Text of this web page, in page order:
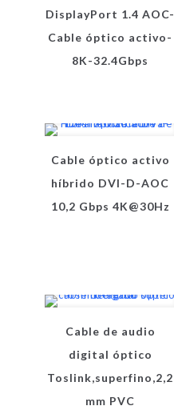
DisplayPort 1.4 AOC-
Cable óptico activo-
8K-32.4Gbps
Cable óptico activo
híbrido DVI-D-AOC
10,2 Gbps 4K@30Hz
Cable de audio
digital óptico
Toslink,superfino,2,2
mm PVC